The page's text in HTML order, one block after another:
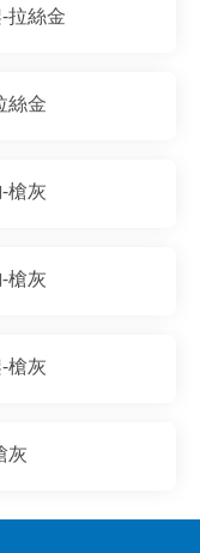
拉絲金
絲金
槍灰
槍灰
槍灰
灰